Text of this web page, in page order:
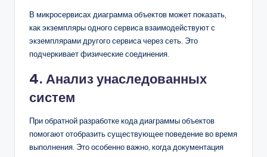
В микросервисах диаграмма объектов может показать,
как экземпляры одного сервиса взаимодействуют с
экземплярами другого сервиса через сеть. Это
подчеркивает физические соединения.
4. Анализ унаследованных
систем
При обратной разработке кода диаграммы объектов
помогают отобразить существующее поведение во время
выполнения. Это особенно важно, когда документация